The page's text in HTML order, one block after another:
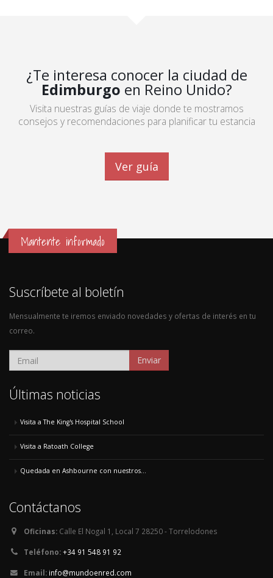
¿Te interesa conocer la ciudad de
Edimburgo en Reino Unido?
Visita nuestras guías de viaje donde te mostramos
consejos y recomendaciones para planificar tu estancia
Ver guía
Mantente informado
Suscríbete al boletín
Mensualmente te iremos enviado novedades y ofertas de interés en tu
correo.
Enviar
Últimas noticias
Visita a The King's Hospital School
Visita a Ratoath College
Quedada en Ashbourne con nuestros...
Contáctanos
Oficinas: Calle El Nogal 1, Local 7 28250 - Torrelodones
Teléfono:+34 91 548 91 92
Email: info@mundoenred.com